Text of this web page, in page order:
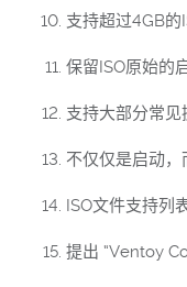
支持超过4GB的
保留ISO原始的
支持大部分常
不仅仅是启动
ISO文件支持列
提出 “Ventoy